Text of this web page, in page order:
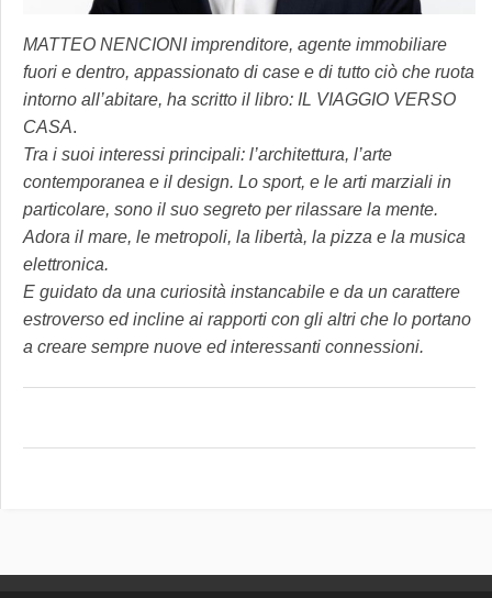
MATTEO NENCIONI imprenditore, agente immobiliare
fuori e dentro, appassionato di case e di tutto ciò che ruota
intorno all’abitare, ha scritto il libro: IL VIAGGIO VERSO
CASA.
Tra i suoi interessi principali: l’architettura, l’arte
contemporanea e il design. Lo sport, e le arti marziali in
particolare, sono il suo segreto per rilassare la mente.
Adora il mare, le metropoli, la libertà, la pizza e la musica
elettronica.
E guidato da una curiosità instancabile e da un carattere
estroverso ed incline ai rapporti con gli altri che lo portano
a creare sempre nuove ed interessanti connessioni.